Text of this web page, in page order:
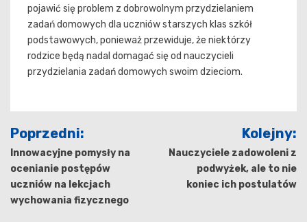
pojawić się problem z dobrowolnym przydzielaniem
zadań domowych dla uczniów starszych klas szkół
podstawowych, ponieważ przewiduje, że niektórzy
rodzice będą nadal domagać się od nauczycieli
przydzielania zadań domowych swoim dzieciom.
Nawigacja
wpisu
Poprzedni:
Innowacyjne pomysły na
ocenianie postępów
uczniów na lekcjach
wychowania fizycznego
Kolejny:
Nauczyciele zadowoleni z
podwyżek, ale to nie
koniec ich postulatów